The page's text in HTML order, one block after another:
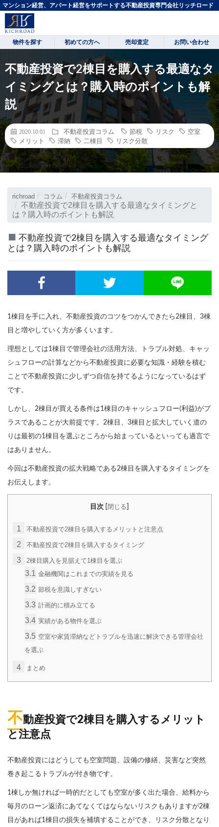
マンション経営、アパート経営をサポートする不動産投資専門会社リッチロード
物件を探す 初めての方へ 売却査定 お問い合わせ
不動産投資で2棟目を購入する最適なタ
イミングとは？購入時のポイントも解
説
2020.10.01 不動産投資コラム 節税 リスク
空室
メリット
滞納 二棟目 リスク分散
richroad コラム 不動産投資コラム
不動産投資で2棟目を購入する最適なタイミングと
は？購入時のポイントも解説
不動産投資で2棟目を購入する最適なタイミング
とは？購入時のポイントも解説
1棟目を手に入れ、不動産投資のコツをつかんできたら2棟目、3棟
目と増やしていく方が多くいます。
理想としては1棟目で管理会社の活用方法、トラブル対処、キャッ
シュフローの計算などから不動産投資に必要な知識・経験を積む
ことで不動産投資に少しずつ自信を持てるようになっているはず
です。
しかし、2棟目が買える条件は1棟目のキャッシュフロー(利益)がプ
ラスであることが大前提です。2棟目、3棟目と拡大していく道の
りは最初の1棟目を選ぶところから始まっているといっても過言で
はありません。
今回は不動産投資の拡大戦略である2棟目を購入するタイミングを
お伝えします。
目次 [閉じる]
1 不動産投資で2棟目を購入するメリットと注意点
2 不動産投資で2棟目を購入するタイミング
3 2棟目購入を見据えて1棟目を選ぶ
3.1 金融機関はこれまでの実績を見る
3.2 節税を意識しすぎない
3.3 計画的に積み立てる
3.4 実績がある物件を選ぶ
3.5 空室や家賃滞納などトラブルを迅速に解決できる管理会社
を選ぶ
4 まとめ
不動産投資で2棟目を購入するメリット
と注意点
不動産投資にはどうしても空室問題、設備の修繕、災害など突然
巻き起こるトラブルが付き物です。
1棟しか無ければ一時的だとしても空室が多く出た場合、給料から
毎月のローン返済にあてなくてはならないリスクもありますが2棟
目があれば1棟目の損失を補填することができ、リスク分散となり